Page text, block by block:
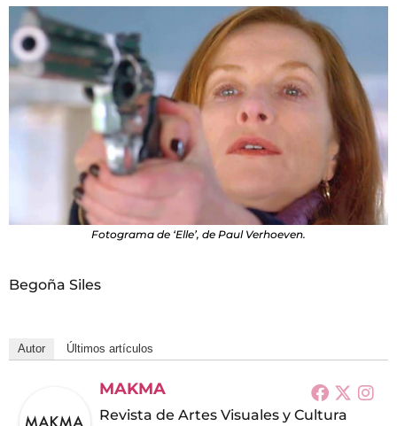
Fotograma de ‘Elle’, de Paul Verhoeven.
Begoña Siles
Autor Últimos artículos
MAKMA
Revista de Artes Visuales y Cultura